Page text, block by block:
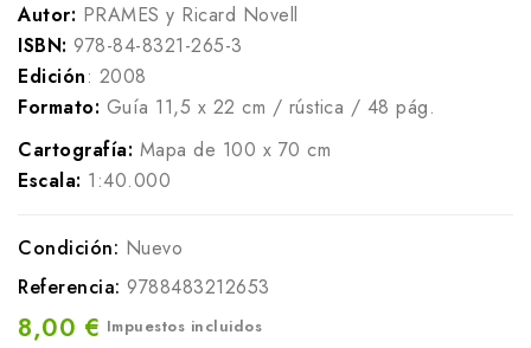
Autor: PRAMES y Ricard Novell
ISBN: 978-84-8321-265-3
Edición: 2008
Formato: Guía 11,5 x 22 cm / rústica / 48 pág.
Cartografía: Mapa de 100 x 70 cm
Escala: 1:40.000
Condición: Nuevo
Referencia: 9788483212653
8,00 € Impuestos incluidos